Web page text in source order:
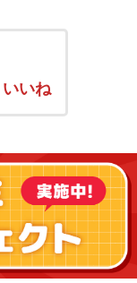
いいね